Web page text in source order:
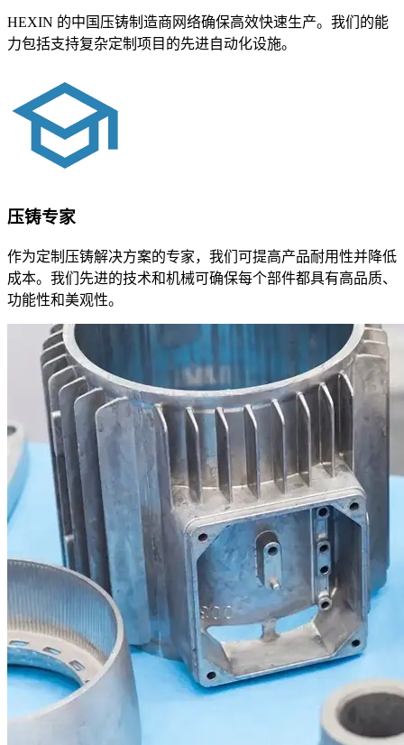
HEXIN 的中国压铸制造商网络确保高效快速生产。我们的能
力包括支持复杂定制项目的先进自动化设施。
压铸专家
作为定制压铸解决方案的专家，我们可提高产品耐用性并降低
成本。我们先进的技术和机械可确保每个部件都具有高品质、
功能性和美观性。